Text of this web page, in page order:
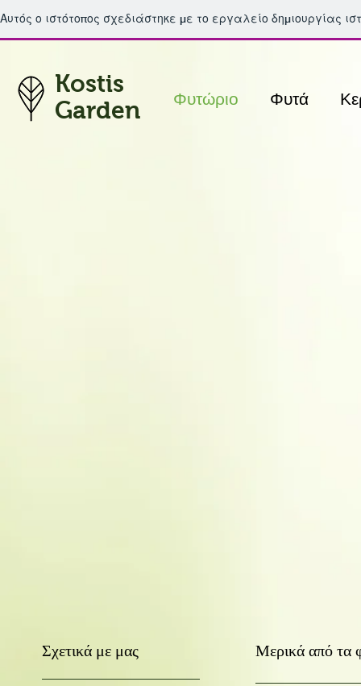
Αυτός ο ιστότοπος σχεδιάστηκε με το εργαλείο δημιουργίας
Kostis
Garden
Φυτώριο Φυτά
Σχετικά με μας Μερικά από τα